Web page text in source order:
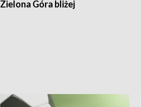
Zielona Góra bliżej